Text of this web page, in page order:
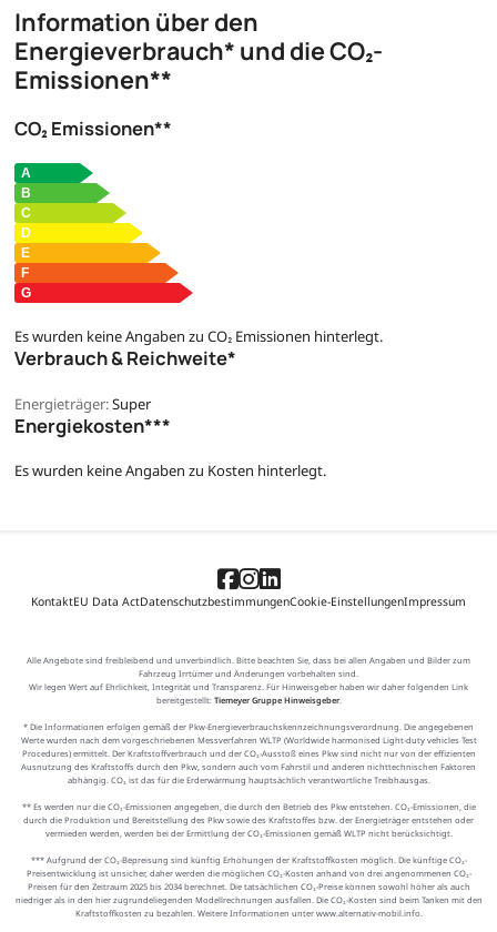
Information über den
Energieverbrauch* und die CO₂-
Emissionen**
CO₂ Emissionen**
Es wurden keine Angaben zu CO₂ Emissionen hinterlegt.
Verbrauch & Reichweite*
Energieträger:Super
Energiekosten***
Es wurden keine Angaben zu Kosten hinterlegt.
KontaktEU Data ActDatenschutzbestimmungenCookie-EinstellungenImpressum
Alle Angebote sind freibleibend und unverbindlich. Bitte beachten Sie, dass bei allen Angaben und Bilder zum
Fahrzeug Irrtümer und Änderungen vorbehalten sind.
Wir legen Wert auf Ehrlichkeit, Integrität und Transparenz. Für Hinweisgeber haben wir daher folgenden Link
bereitgestellt: Tiemeyer Gruppe Hinweisgeber.
* Die Informationen erfolgen gemäß der Pkw-Energieverbrauchskennzeichnungsverordnung. Die angegebenen
Werte wurden nach dem vorgeschriebenen Messverfahren WLTP (Worldwide harmonised Light-duty vehicles Test
Procedures) ermittelt. Der Kraftstoffverbrauch und der CO₂-Ausstoß eines Pkw sind nicht nur von der effizienten
Ausnutzung des Kraftstoffs durch den Pkw, sondern auch vom Fahrstil und anderen nichttechnischen Faktoren
abhängig. CO₂ ist das für die Erderwärmung hauptsächlich verantwortliche Treibhausgas.
** Es werden nur die CO₂-Emissionen angegeben, die durch den Betrieb des Pkw entstehen. CO₂-Emissionen, die
durch die Produktion und Bereitstellung des Pkw sowie des Kraftstoffes bzw. der Energieträger entstehen oder
vermieden werden, werden bei der Ermittlung der CO₂-Emissionen gemäß WLTP nicht berücksichtigt.
*** Aufgrund der CO₂-Bepreisung sind künftig Erhöhungen der Kraftstoffkosten möglich. Die künftige CO₂-
Preisentwicklung ist unsicher, daher werden die möglichen CO₂-Kosten anhand von drei angenommenen CO₂-
Preisen für den Zeitraum 2025 bis 2034 berechnet. Die tatsächlichen CO₂-Preise können sowohl höher als auch
niedriger als in den hier zugrundeliegenden Modellrechnungen ausfallen. Die CO₂-Kosten sind beim Tanken mit den
Kraftstoffkosten zu bezahlen. Weitere Informationen unter www.alternativ-mobil.info.